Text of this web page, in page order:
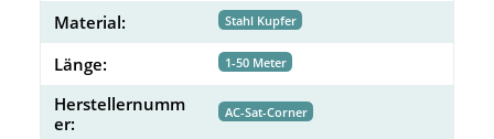
Material: Stahl Kupfer
Länge: 1-50 Meter
Herstellernumm
er:
AC-Sat-Corner